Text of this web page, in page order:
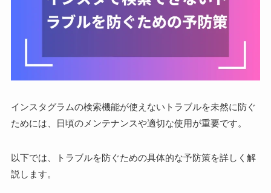
インスタグラムの検索機能が使えないトラブルを未然に防ぐ
ためには、日頃のメンテナンスや適切な使用が重要です。
以下では、トラブルを防ぐための具体的な予防策を詳しく解
説します。